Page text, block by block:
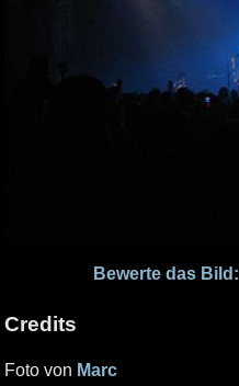
Bewerte das Bild:
Credits
Foto von Marc